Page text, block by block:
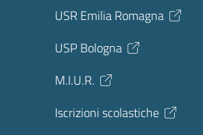
USR Emilia Romagna
USP Bologna
M.I.U.R.
Iscrizioni scolastiche